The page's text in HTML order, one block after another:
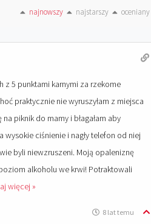
najnowszy najstarszy oceniany
z 5 punktami karnymi za rzekome
praktycznie nie wyruszyłam z miejsca
piknik do mamy i błagałam aby
ciśnienie i nagły telefon od niej
byli niewzruszeni. Moją opaleniznę
alkoholu we krwi! Potraktowali
więcej »
8 lat temu